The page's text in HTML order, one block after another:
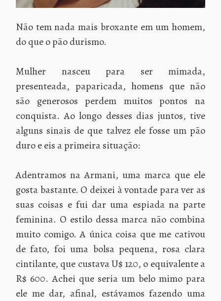
Não tem nada mais broxante em um homem,
do que o pão durismo.
Mulher nasceu para ser mimada,
presenteada, paparicada, homens que não
são generosos perdem muitos pontos na
conquista. Ao longo desses dias juntos, tive
alguns sinais de que talvez ele fosse um pão
duro e eis a primeira situação:
Adentramos na Armani, uma marca que ele
gosta bastante. O deixei à vontade para ver as
suas coisas e fui dar uma espiada na parte
feminina. O estilo dessa marca não combina
muito comigo. A única coisa que me cativou
de fato, foi uma bolsa pequena, rosa clara
cintilante, que custava U$ 120, o equivalente a
R$ 600. Achei que seria um belo mimo para
ele me dar, afinal, estávamos fazendo uma